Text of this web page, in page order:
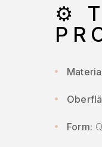
⚙️
Form: